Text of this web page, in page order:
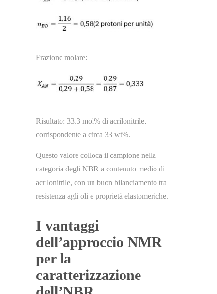
Frazione molare:
Risultato: 33,3 mol% di acrilonitrile,
corrispondente a circa 33 wt%.
Questo valore colloca il campione nella
categoria degli NBR a contenuto medio di
acrilonitrile, con un buon bilanciamento tra
resistenza agli oli e proprietà elastomeriche.
I vantaggi
dell’approccio NMR
per la
caratterizzazione